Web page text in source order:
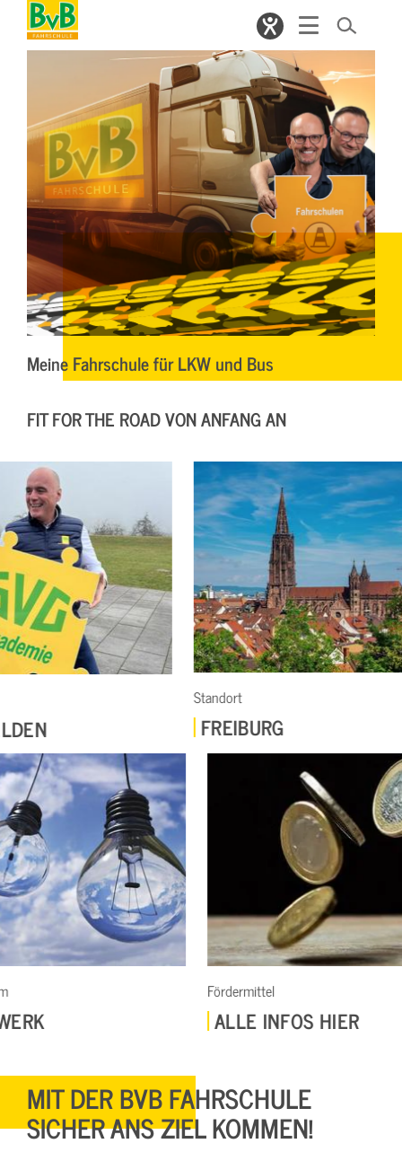
Meine Fahrschule für LKW und Bus
FIT FOR THE ROAD VON ANFANG AN
FREIBURG
ALLE INFOS HIER JETZT
MIT DER BVB FAHRSCHULE
SICHER ANS ZIEL KOMMEN!